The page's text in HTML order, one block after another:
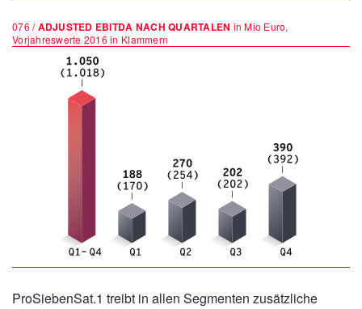
076 /ADJUSTED EBITDA NACH QUARTALEN in Mio Euro,
Vorjahreswerte 2016 in Klammern
ProSiebenSat.1 treibt in allen Segmenten zusätzliche